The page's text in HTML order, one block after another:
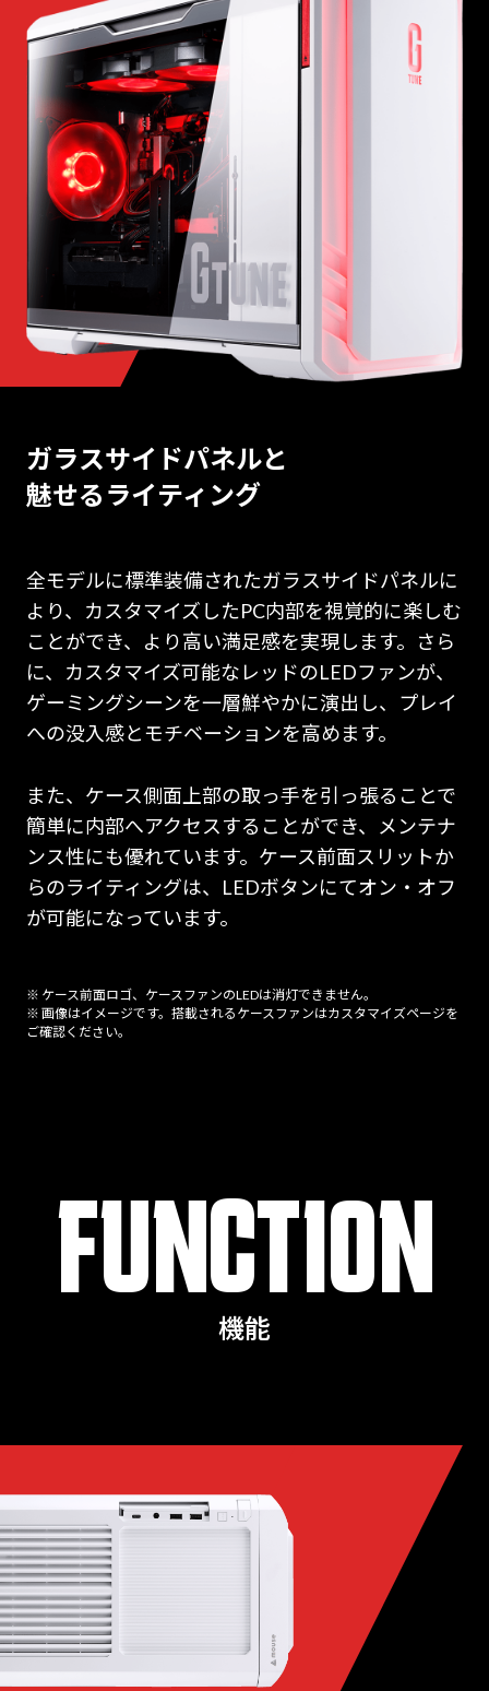
ガラスサイドパネルと
魅せるライティング
全モデルに標準装備されたガラスサイドパネルに
より、カスタマイズしたPC内部を視覚的に楽しむ
ことができ、より高い満足感を実現します。さら
に、カスタマイズ可能なレッドのLEDファンが、
ゲーミングシーンを一層鮮やかに演出し、プレイ
への没入感とモチベーションを高めます。
また、ケース側面上部の取っ手を引っ張ることで
簡単に内部へアクセスすることができ、メンテナ
ンス性にも優れています。ケース前面スリットか
らのライティングは、LEDボタンにてオン・オフ
が可能になっています。
※ ケース前面ロゴ、ケースファンのLEDは消灯できません。
※ 画像はイメージです。搭載されるケースファンはカスタマイズページを
ご確認ください。
FUNCTION
機能